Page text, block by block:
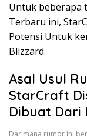
Untuk beberapa
Terbaru ini,
Potensi Untuk
Blizzard.
Asal Usul
StarCraft
Dibuat Dari
Darimana rumor ini